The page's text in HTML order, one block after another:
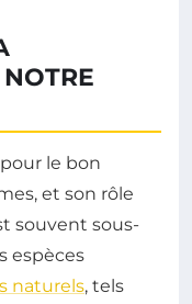
le bon
et son rôle
souvent sous-
espèces
naturels, tels